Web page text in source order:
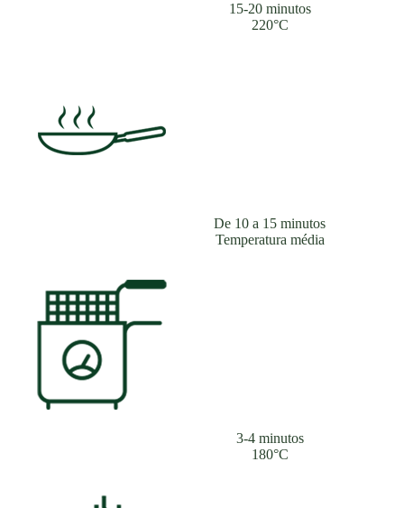
15-20 minutos
220°C
De 10 a 15 minutos
Temperatura média
3-4 minutos
180°C